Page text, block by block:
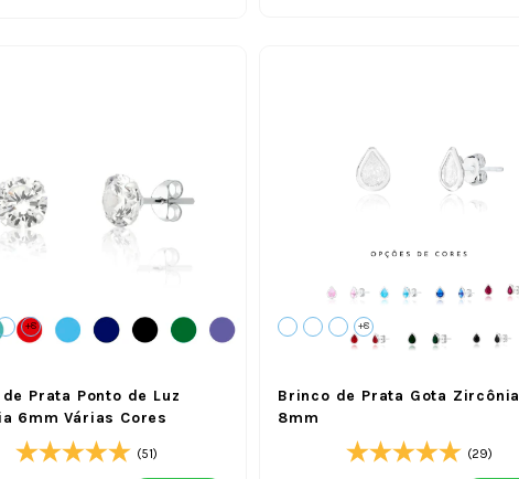
+8
Prata Ponto de Luz
6mm Várias Cores
(51)
+8
Brinco de Prata Gota Zircônia
8mm
(29)